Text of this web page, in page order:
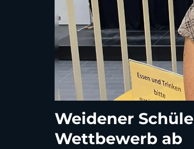
Weidener
Wettbewerb ab